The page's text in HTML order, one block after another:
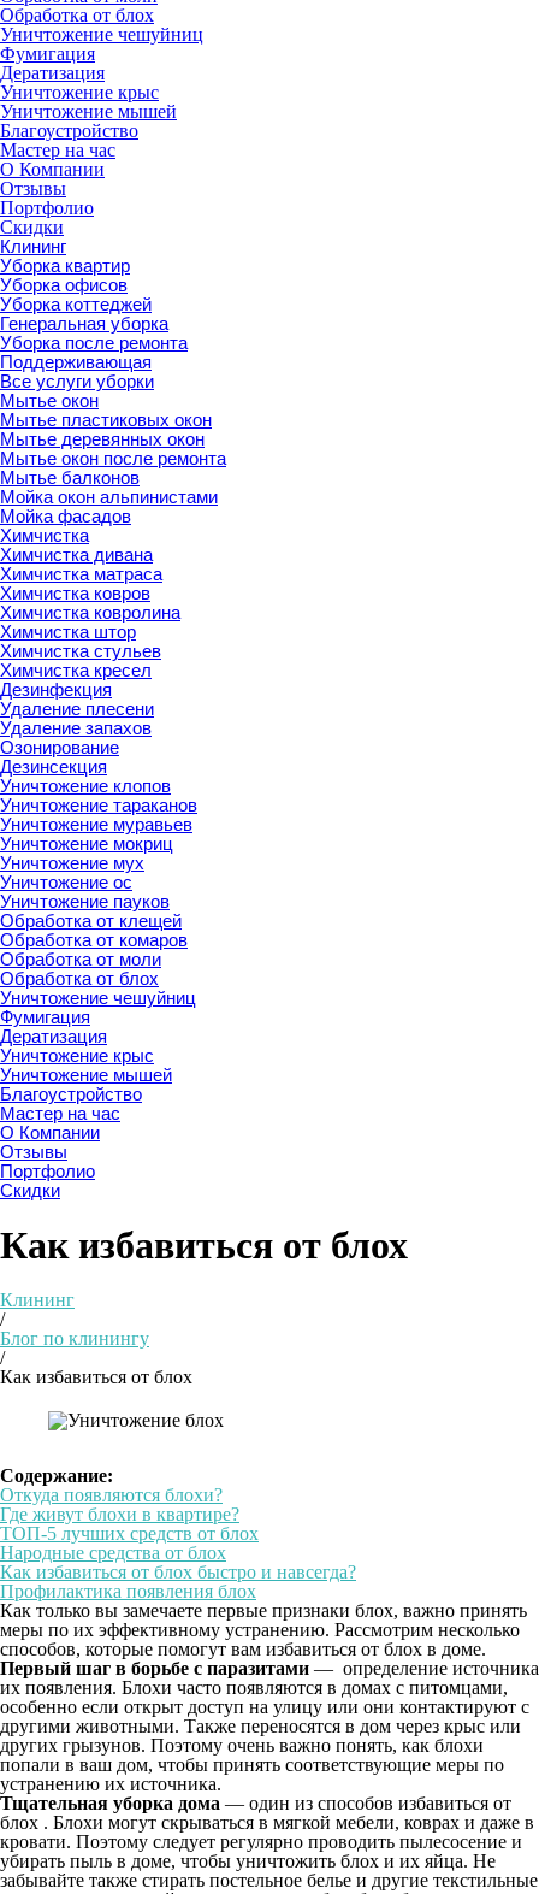
Обработка от блох
Уничтожение чешуйниц
Фумигация
Дератизация
Уничтожение крыс
Уничтожение мышей
Благоустройство
Мастер на час
О Компании
Отзывы
Портфолио
Скидки
Клининг
Уборка квартир
Уборка офисов
Уборка коттеджей
Генеральная уборка
Уборка после ремонта
Поддерживающая
Все услуги уборки
Мытье окон
Мытье пластиковых окон
Мытье деревянных окон
Мытье окон после ремонта
Мытье балконов
Мойка окон альпинистами
Мойка фасадов
Химчистка
Химчистка дивана
Химчистка матраса
Химчистка ковров
Химчистка ковролина
Химчистка штор
Химчистка стульев
Химчистка кресел
Дезинфекция
Удаление плесени
Удаление запахов
Озонирование
Дезинсекция
Уничтожение клопов
Уничтожение тараканов
Уничтожение муравьев
Уничтожение мокриц
Уничтожение мух
Уничтожение ос
Уничтожение пауков
Обработка от клещей
Обработка от комаров
Обработка от моли
Обработка от блох
Уничтожение чешуйниц
Фумигация
Дератизация
Уничтожение крыс
Уничтожение мышей
Благоустройство
Мастер на час
О Компании
Отзывы
Портфолио
Скидки
Как избавиться от блох
Клининг
/
Блог по клинингу
/
Как избавиться от блох
Содержание:
Откуда появляются блохи?
Где живут блохи в квартире?
ТОП-5 лучших средств от блох
Народные средства от блох
Как избавиться от блох быстро и навсегда?
Профилактика появления блох
Как только вы замечаете первые признаки блох, важно принять
меры по их эффективному устранению. Рассмотрим несколько
способов, которые помогут вам избавиться от блох в доме.
Первый шаг в борьбе с паразитами — определение источника
их появления. Блохи часто появляются в домах с питомцами,
особенно если открыт доступ на улицу или они контактируют с
другими животными. Также переносятся в дом через крыс или
других грызунов. Поэтому очень важно понять, как блохи
попали в ваш дом, чтобы принять соответствующие меры по
устранению их источника.
Тщательная уборка дома — один из способов избавиться от
блох . Блохи могут скрываться в мягкой мебели, коврах и даже в
кровати. Поэтому следует регулярно проводить пылесосение и
убирать пыль в доме, чтобы уничтожить блох и их яйца. Не
забывайте также стирать постельное белье и другие текстильные